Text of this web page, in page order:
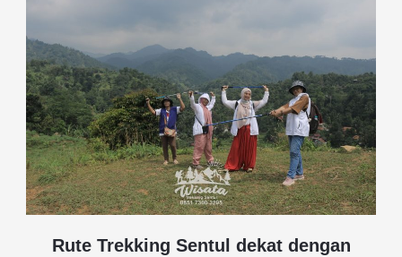
Rute Trekking Sentul dekat dengan